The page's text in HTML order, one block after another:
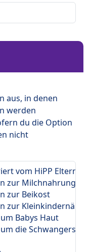
aus, in denen
werden
du die Option
nicht